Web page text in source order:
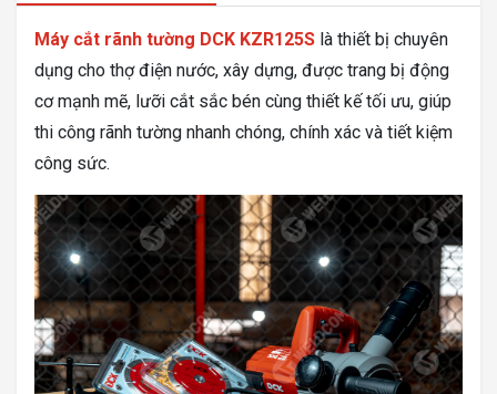
Máy cắt rãnh tường DCK KZR125S là thiết bị chuyên
dụng cho thợ điện nước, xây dựng, được trang bị động
cơ mạnh mẽ, lưỡi cắt sắc bén cùng thiết kế tối ưu, giúp
thi công rãnh tường nhanh chóng, chính xác và tiết kiệm
công sức.